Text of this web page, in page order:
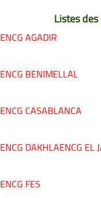
Listes
ENCG AGADIR
ENCG BENIMELLAL
ENCG CASABLANCA
ENCG DAKHLAENCG EL
ENCG FES